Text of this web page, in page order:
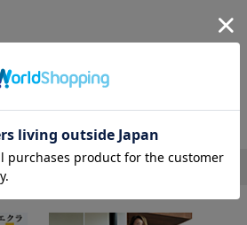
ュースをもっと見る
おすすめ特集